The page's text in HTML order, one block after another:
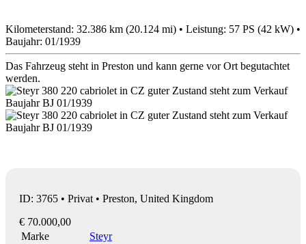
Kilometerstand: 32.386 km (20.124 mi) • Leistung: 57 PS (42 kW) •
Baujahr: 01/1939
Das Fahrzeug steht in Preston und kann gerne vor Ort begutachtet
werden.
ID: 3765 • Privat • Preston, United Kingdom
€ 70.000,00
Marke
Steyr